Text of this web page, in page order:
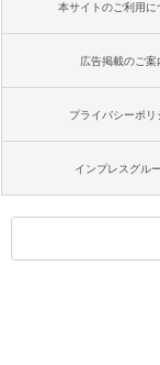
本サイトのご利用に
広告掲載のご案
プライバシーポリ
インプレスグル